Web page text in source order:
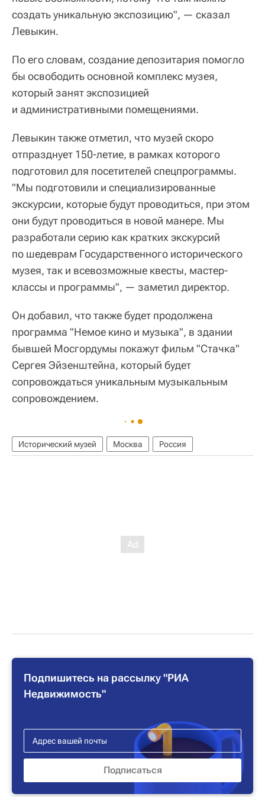
создать уникальную экспозицию", — сказал
Левыкин.
По его словам, создание депозитария помогло
бы освободить основной комплекс музея,
который занят экспозицией
и административными помещениями.
Левыкин также отметил, что музей скоро
отпразднует 150-летие, в рамках которого
подготовил для посетителей спецпрограммы.
"Мы подготовили и специализированные
экскурсии, которые будут проводиться, при этом
они будут проводиться в новой манере. Мы
разработали серию как кратких экскурсий
по шедеврам Государственного исторического
музея, так и всевозможные квесты, мастер-
классы и программы", — заметил директор.
Он добавил, что также будет продолжена
программа "Немое кино и музыка", в здании
бывшей Мосгордумы покажут фильм "Стачка"
Сергея Эйзенштейна, который будет
сопровождаться уникальным музыкальным
сопровождением.
Исторический музей Москва Россия
Подпишитесь на рассылку "РИА
Недвижимость"